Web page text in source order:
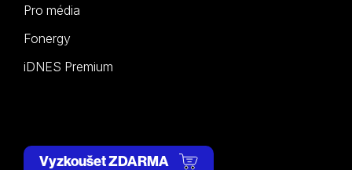
Pro média
Fonergy
iDNES Premium
Vyzkoušet ZDARMA